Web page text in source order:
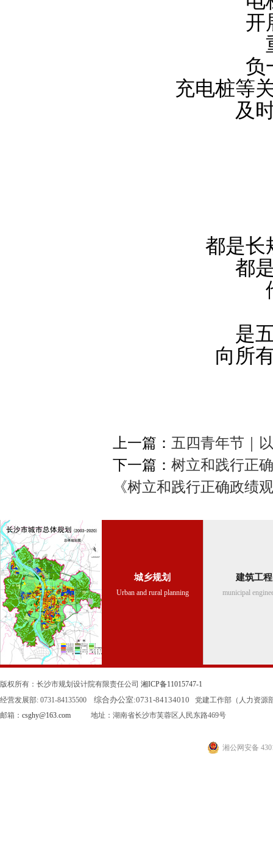
开
负
充电桩等
及
都是长
都
是
向所
上一篇： 五四青年节｜
下一篇： 树立和践行正
《树立和践行正确政绩
城乡规划
Urban and rural planning
建筑工程
municipal
版权所有：长沙市规划设计院有限责任公司 湘ICP备11015747-1
经营发展部: 0731-84135500 综合办公室:0731-84134010
党建工作部（人力资源
邮箱： csghy@163.com 地址：湖南省长沙市芙蓉区人民东路469号
湘公网安备